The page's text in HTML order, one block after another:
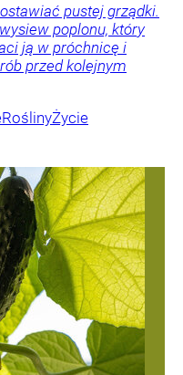
pustej grządki.
poplonu, który
ją w próchnicę i
przed kolejnym
RoślinyŻycie